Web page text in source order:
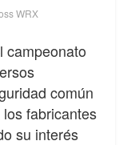
WRX
campeonato
común
fabricantes
su interés